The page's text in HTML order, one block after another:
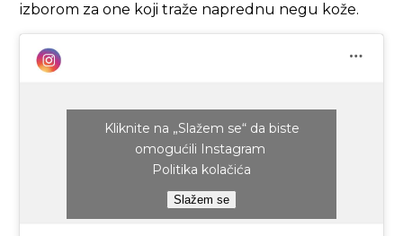
izborom za one koji traže naprednu negu kože.
Kliknite na „Slažem se“ da biste
omogućili Instagram
Politika kolačića
Slažem se